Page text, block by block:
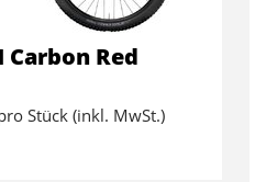
Carbon Red
Stück (inkl. MwSt.)